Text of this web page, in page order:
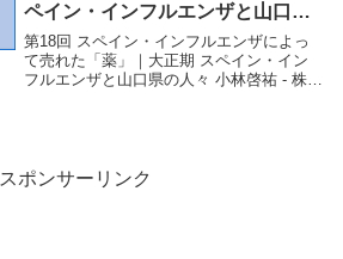
ペイン・インフルエンザと山口県
の人々 小林啓祐 – 株式会社新周南
新聞社
第18回 スペイン・インフルエンザによっ
て売れた「薬」｜大正期 スペイン・イン
フルエンザと山口県の人々 小林啓祐 - 株式
スポンサーリンク